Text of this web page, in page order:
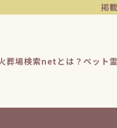
掲
葬場検索netとは？ ペット